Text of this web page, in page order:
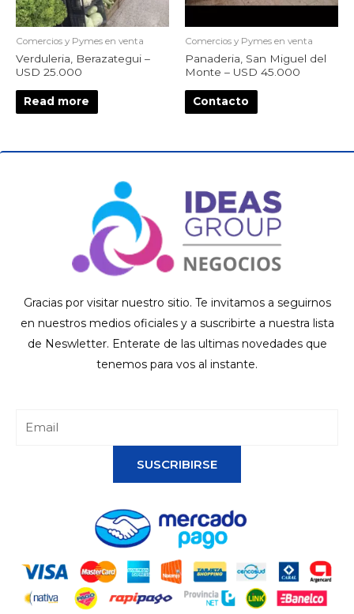
Comercios y Pymes en venta
Verduleria, Berazategui –
USD 25.000
Read more
Comercios y Pymes en venta
Panaderia, San Miguel del
Monte – USD 45.000
Contacto
Gracias por visitar nuestro sitio. Te invitamos a seguirnos
en nuestros medios oficiales y a suscribirte a nuestra lista
de Neswletter. Enterate de las ultimas novedades que
tenemos para vos al instante.
SUSCRIBIRSE